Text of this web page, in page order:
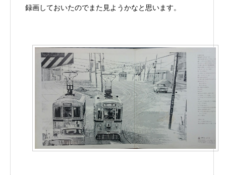
録画しておいたのでまた見ようかなと思います。